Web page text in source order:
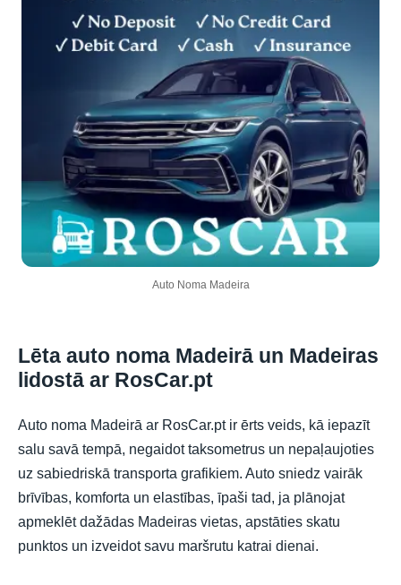
Auto Noma Madeira
Lēta auto noma Madeirā un Madeiras
lidostā ar RosCar.pt
Auto noma Madeirā ar RosCar.pt ir ērts veids, kā iepazīt
salu savā tempā, negaidot taksometrus un nepaļaujoties
uz sabiedriskā transporta grafikiem. Auto sniedz vairāk
brīvības, komforta un elastības, īpaši tad, ja plānojat
apmeklēt dažādas Madeiras vietas, apstāties skatu
punktos un izveidot savu maršrutu katrai dienai.